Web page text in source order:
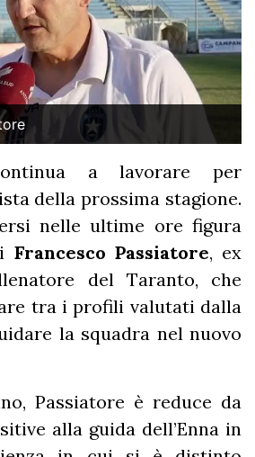
a lavorare per
della prossima stagione.
nelle ultime ore figura
Francesco Passiatore, ex
del Taranto, che
tra i profili valutati dalla
la squadra nel nuovo
Passiatore è reduce da
alla guida dell’Enna in